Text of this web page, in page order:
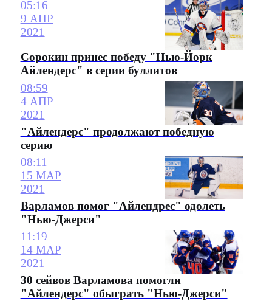
05:16
9 АПР
2021
Сорокин принес победу "Нью-Йорк
Айлендерс" в серии буллитов
08:59
4 АПР
2021
"Айлендерс" продолжают победную
серию
08:11
15 МАР
2021
Варламов помог "Айлендрес" одолеть
"Нью-Джерси"
11:19
14 МАР
2021
30 сейвов Варламова помогли
"Айлендерс" обыграть "Нью-Джерси"